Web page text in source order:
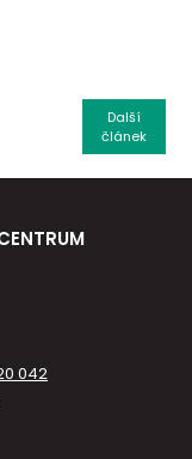
Další
článek
042